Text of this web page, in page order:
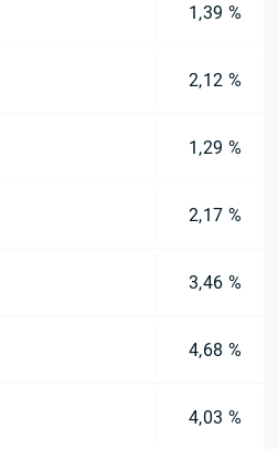
1,39 %
2,12 %
1,29 %
2,17 %
3,46 %
4,68 %
4,03 %